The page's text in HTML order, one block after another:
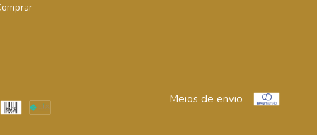
Meios de envio